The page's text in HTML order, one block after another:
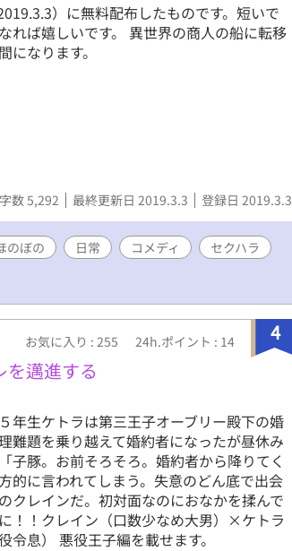
）に無料配布したものです。短いで
れば嬉しいです。 異世界の商人の船に転移
になります。
数 5,292 最終更新日 2019.3.3 登録日 2019.3.3
のぼの 日常 コメディ
セクハラ
4
お気に入り : 255 24h.ポイント : 14
を邁進する
年生ケトラは第三王子オーブリー殿下の婚
難題を乗り越えて婚約者になったが昼休み
子豚。お前そろそろ。婚約者から降りてく
的に言われてしまう。失意のどん底で出会
クレインだ。初対面なのにおなかを揉んで
！！クレイン（口数少なめ大男）×ケトラ
令息） 悪役王子編を載せます。